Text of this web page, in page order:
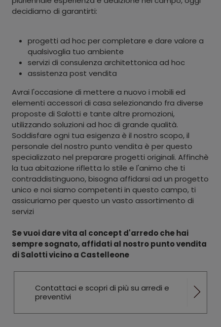
decidiamo di garantirti:
progetti ad hoc per completare e dare valore a
qualsivoglia tuo ambiente
servizi di consulenza architettonica ad hoc
assistenza post vendita
Avrai l'occasione di mettere a nuovo i mobili ed
elementi accessori di casa selezionando fra diverse
proposte di Salotti e tante altre promozioni,
utilizzando soluzioni ad hoc di grande qualità.
Soddisfare ogni tua esigenza è il nostro scopo, il
personale del nostro punto vendita è per questo
specializzato nel preparare progetti originali. Affinchè
la tua abitazione rifletta lo stile e l'animo che ti
contraddistinguono, bisogna affidarsi ad un progetto
unico e noi siamo competenti in questo campo, ti
assicuriamo per questo un vasto assortimento di
servizi
Se vuoi dare vita al concept d'arredo che hai
sempre sognato, affidati al nostro punto vendita
di Salotti vicino a Castelleone
Contattaci e scopri di più su arredi e
preventivi